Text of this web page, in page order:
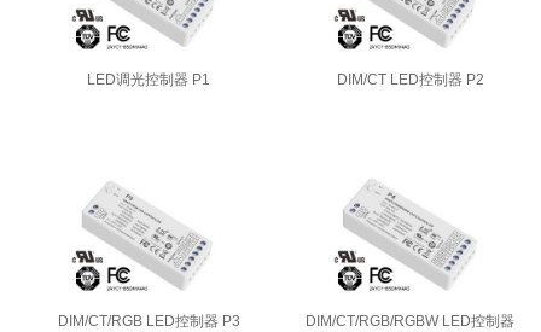
LED调光控制器 P1 DIM/CT LED控制器 P2
DIM/CT/RGB LED控制器 P3
DIM/CT/RGB/RGBW LED控制器